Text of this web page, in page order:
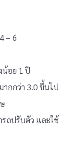
– 6
น้อย 1 ปี
กกว่า 3.0 ขึ้นไป
รถปรับตัว และใช้